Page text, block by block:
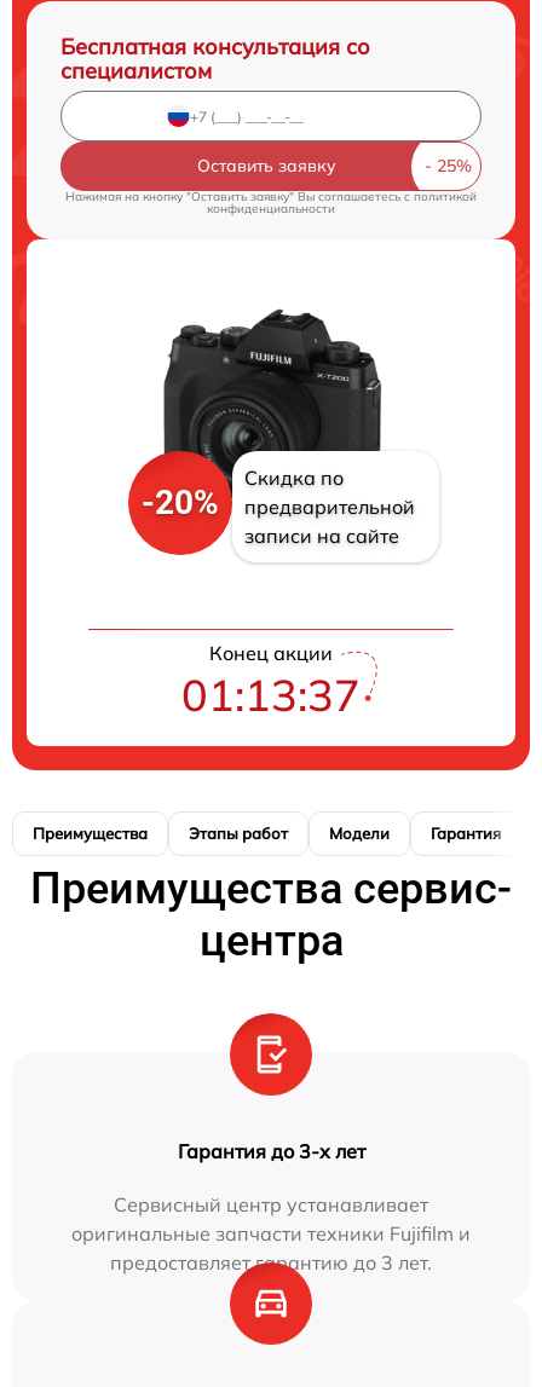
Бесплатная консультация со
специалистом
Оставить заявку
Нажимая на кнопку "Оставить заявку" Вы соглашаетесь c политикой
конфиденциальности
-20%
Скидка по
предварительной
записи на сайте
Конец акции
01:13:36
Преимущества Этапы работ Модели Гарантия
Преимущества сервис-
центра
Гарантия до 3-х лет
Сервисный центр устанавливает
оригинальные запчасти техники Fujifilm и
предоставляет гарантию до 3 лет.